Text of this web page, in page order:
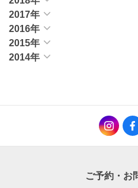
2017年
2016年
2015年
2014年
ご予約・お